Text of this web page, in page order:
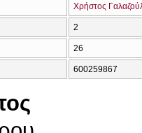
Χρήστος
2
26
600259867